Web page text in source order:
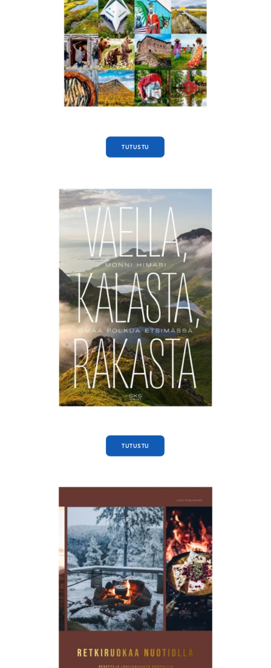
TUTUSTU
TUTUSTU